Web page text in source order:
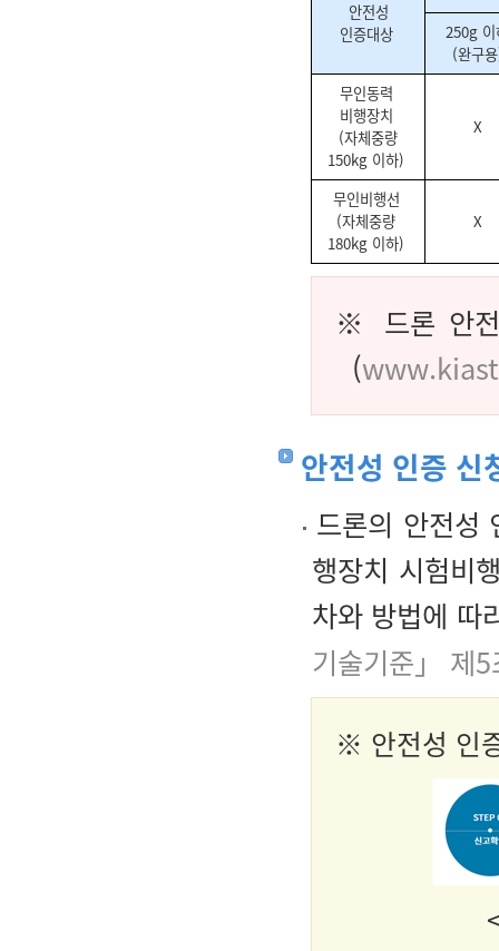
안전성
인증대상
250g
(완구
무인동력
비행장치
(자체중량
150kg 이하)
X
무인비행선
(자체중량
180kg 이하)
X
※ 드론 안전
(
안전성 인증 신
드론의 안전성
행장치 시험비
차와 방법에 따
기술기준」 제5
※ 안전성 인